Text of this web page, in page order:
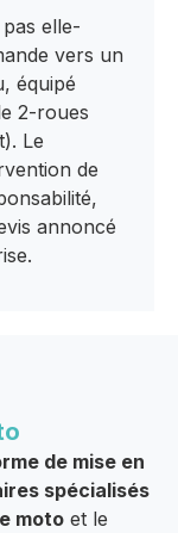
elle-
vers un
équipé
2-roues
Le
de
annoncé
de mise en
spécialisés
moto et le